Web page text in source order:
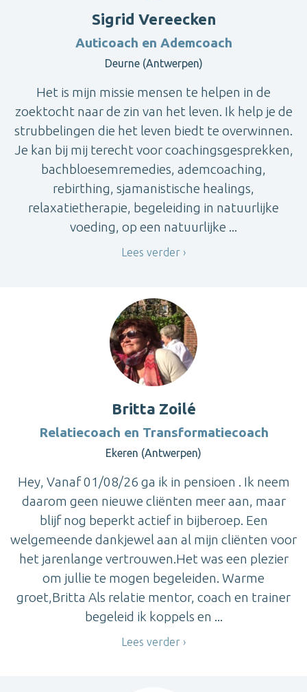
Sigrid Vereecken
Auticoach en Ademcoach
Deurne (Antwerpen)
Het is mijn missie mensen te helpen in de
zoektocht naar de zin van het leven. Ik help je de
strubbelingen die het leven biedt te overwinnen.
Je kan bij mij terecht voor coachingsgesprekken,
bachbloesemremedies, ademcoaching,
rebirthing, sjamanistische healings,
relaxatietherapie, begeleiding in natuurlijke
voeding, op een natuurlijke ...
Lees verder
Britta Zoilé
Relatiecoach en Transformatiecoach
Ekeren (Antwerpen)
Hey, Vanaf 01/08/26 ga ik in pensioen . Ik neem
daarom geen nieuwe cliënten meer aan, maar
blijf nog beperkt actief in bijberoep. Een
welgemeende dankjewel aan al mijn cliënten voor
het jarenlange vertrouwen.Het was een plezier
om jullie te mogen begeleiden. Warme
groet,Britta Als relatie mentor, coach en trainer
begeleid ik koppels en ...
Lees verder